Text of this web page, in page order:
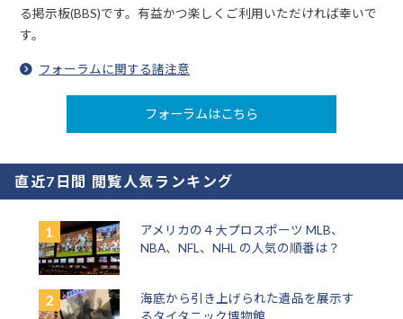
る掲示板(BBS)です。有益かつ楽しくご利用いただければ幸いで
す。
フォーラムに関する諸注意
フォーラムはこちら
直近7日間 閲覧人気ランキング
アメリカの４大プロスポーツ MLB、
NBA、NFL、NHL の人気の順番は？
海底から引き上げられた遺品を展示す